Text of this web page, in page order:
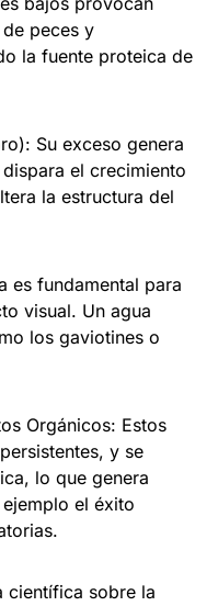
peces y
la fuente proteica de
Su exceso genera
el crecimiento
la estructura del
es fundamental para
visual. Un agua
los gaviotines o
Orgánicos: Estos
y se
lo que genera
el éxito
científica sobre la